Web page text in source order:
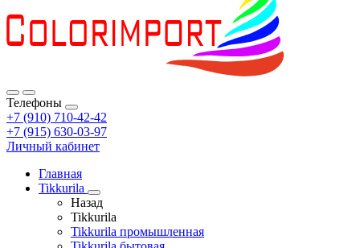
Телефоны
+7 (910) 710-42-42
+7 (915) 630-03-97
Личный кабинет
Главная
Tikkurila
Назад
Tikkurila
Tikkurila промышленная